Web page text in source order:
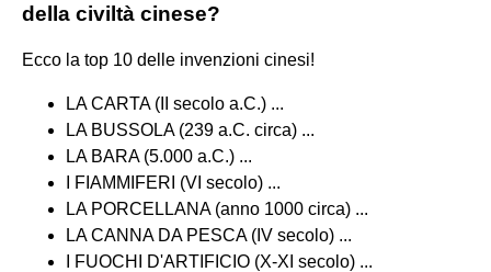
della civiltà cinese?
Ecco la top 10 delle invenzioni cinesi!
LA CARTA (II secolo a.C.) ...
LA BUSSOLA (239 a.C. circa) ...
LA BARA (5.000 a.C.) ...
I FIAMMIFERI (VI secolo) ...
LA PORCELLANA (anno 1000 circa) ...
LA CANNA DA PESCA (IV secolo) ...
I FUOCHI D'ARTIFICIO (X-XI secolo) ...